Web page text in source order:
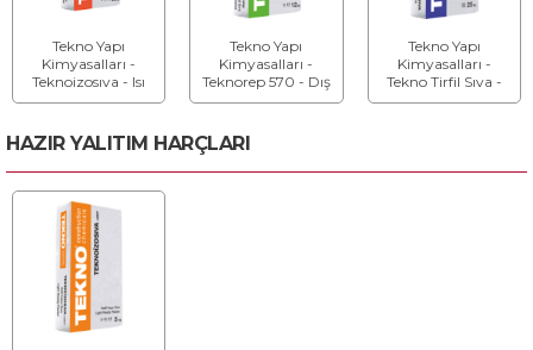
Tekno Yapı
Kimyasalları -
Teknoizosıva - Isı
Yalıtım Levha
Tekno Yapı
Kimyasalları -
Teknorep 570 - Dış
Cepheler için
Tekno Yapı
Kimyasalları -
Tekno Tirfil Sıva -
Elyaflı Tirfil Sıva
HAZIR YALITIM HARÇLARI